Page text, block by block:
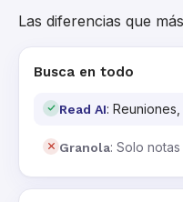
Las diferencias que
Busca en todo
Read AI:
Granola: Solo